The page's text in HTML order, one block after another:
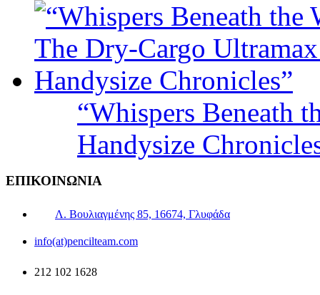
“Whispers Beneath
Handysize
ΕΠΙΚΟΙΝΩΝΙΑ
Λ. Βουλιαγμένης 85, 16674, Γλυφάδα
info(at)pencilteam.com
212 102 1628